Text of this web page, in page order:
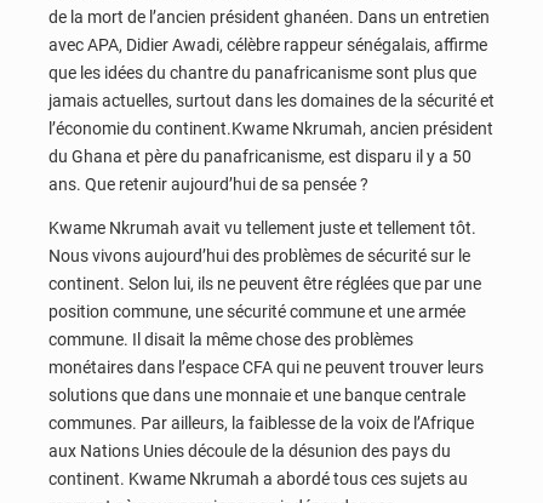
de la mort de l’ancien président ghanéen. Dans un entretien
avec APA, Didier Awadi, célèbre rappeur sénégalais, affirme
que les idées du chantre du panafricanisme sont plus que
jamais actuelles, surtout dans les domaines de la sécurité et
l’économie du continent.Kwame Nkrumah, ancien président
du Ghana et père du panafricanisme, est disparu il y a 50
ans. Que retenir aujourd’hui de sa pensée ?
Kwame Nkrumah avait vu tellement juste et tellement tôt.
Nous vivons aujourd’hui des problèmes de sécurité sur le
continent. Selon lui, ils ne peuvent être réglées que par une
position commune, une sécurité commune et une armée
commune. Il disait la même chose des problèmes
monétaires dans l’espace CFA qui ne peuvent trouver leurs
solutions que dans une monnaie et une banque centrale
communes. Par ailleurs, la faiblesse de la voix de l’Afrique
aux Nations Unies découle de la désunion des pays du
continent. Kwame Nkrumah a abordé tous ces sujets au